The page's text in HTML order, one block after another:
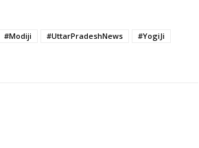
#Modiji #UttarPradeshNews
#YogiJi